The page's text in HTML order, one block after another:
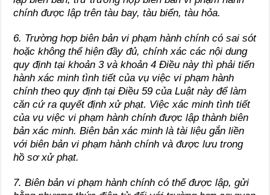
chính được lập trên tàu bay, tàu biển, tàu hỏa.
6. Trường hợp biên bản vi phạm hành chính có sai sót
hoặc không thể hiện đầy đủ, chính xác các nội dung
quy định tại khoản 3 và khoản 4 Điều này thì phải tiến
hành xác minh tình tiết của vụ việc vi phạm hành
chính theo quy định tạiĐiều 59 của Luật này để làm
căn cứ ra quyết định xử phạt. Việc xác minh tình tiết
của vụ việc vi phạm hành chính được lập thành biên
bản xác minh. Biên bản xác minh là tài liệu gắn liền
với biên bản vi phạm hành chính và được lưu trong
hồ sơ xử phạt.
7. Biên bản vi phạm hành chính có thể được lập, gửi